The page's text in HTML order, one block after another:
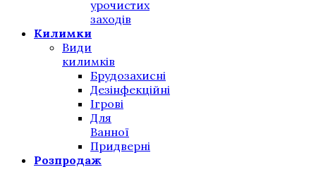
урочистих
заходів
Килимки
Види
килимків
Брудозахисні
Дезінфекційні
Ігрові
Для
Ванної
Придверні
Розпродаж